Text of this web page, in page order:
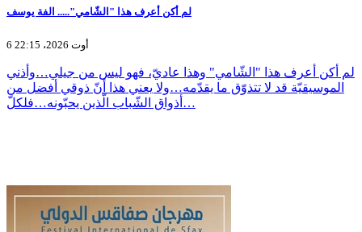
لم أكن أعرف هذا "الشّامي"..... الفة يوسف
6 أوت 2026، 22:15
لم أكن أعرف هذا "الشّامي" وهذا عاديّ، فهو ليس من جيلي…وأذني
الموسيقيّة قد لا تتذوّق ما يقدّمه…ولا يعني هذا أنّ ذوقي أفضل من
أذواق الشّباب الّذين يحبّونه…فلكلّ…